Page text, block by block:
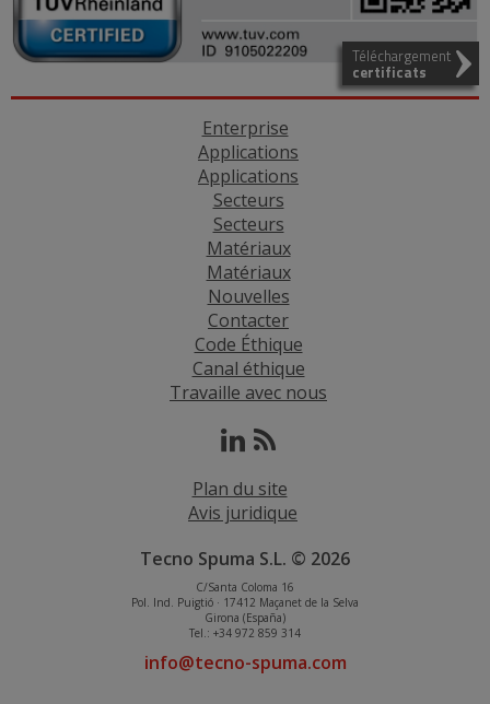
Téléchargement
certificats
Enterprise
Applications
Applications
Secteurs
Secteurs
Matériaux
Matériaux
Nouvelles
Contacter
Code Éthique
Canal éthique
Travaille avec nous
Plan du site
Avis juridique
Tecno Spuma S.L. © 2026
C/Santa Coloma 16
Pol. Ind. Puigtió · 17412 Maçanet de la Selva
Girona (España)
Tel.: +34 972 859 314
info@tecno-spuma.com